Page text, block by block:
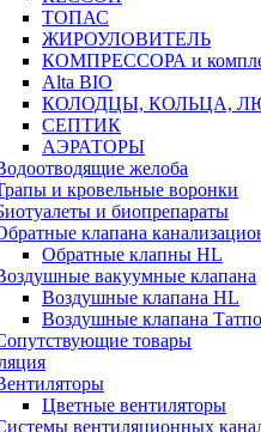
ТОПАС
ЖИРОУЛОВИТЕЛЬ
КОМПРЕССОРА и
Alta BIO
КОЛОДЦЫ, КОЛЬЦА,
СЕПТИК
АЭРАТОРЫ
желоба
и кровельные воронки
и биопрепараты
клапана
Обратные клапны HL
вакуумные клапана
Воздушные клапана HL
Воздушные клапана
товары
Цветные вентиляторы
вентиляционных